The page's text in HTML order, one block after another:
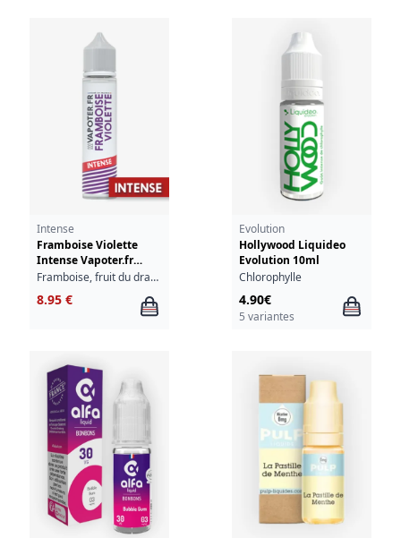
Intense
Framboise Violette
Intense Vapoter.fr
50ml
Framboise, fruit du dragon, violette
8.95 €
Evolution
Hollywood Liquideo
Evolution 10ml
Chlorophylle
4.90€
5 variantes